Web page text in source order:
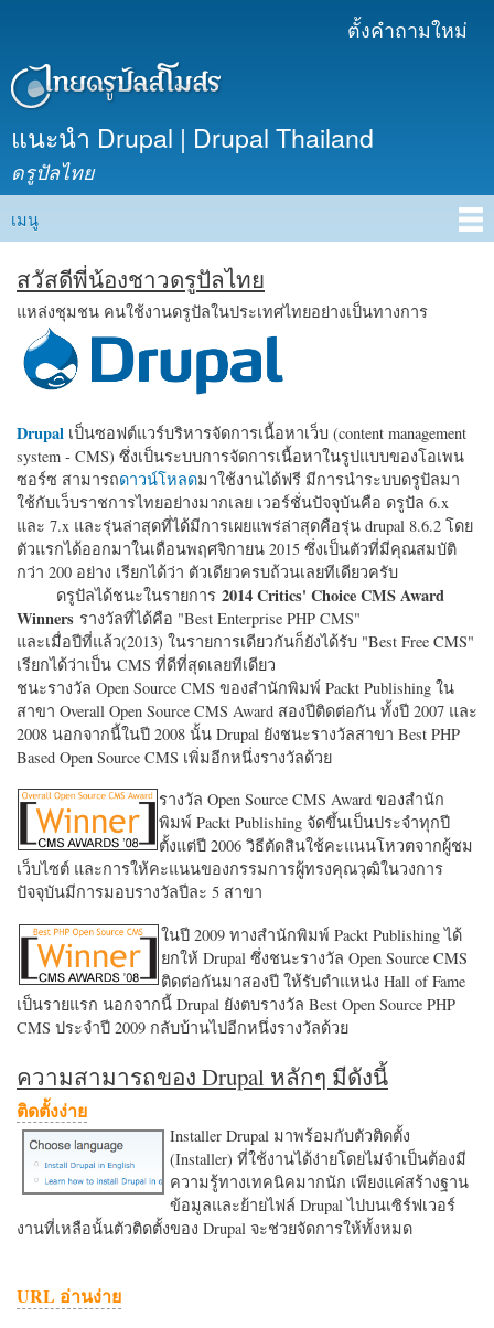
เนื้อหา
ตั้งคำถามใหม่
แนะนำ Drupal | Drupal Thailand
ดรูปัลไทย
Main menu
เมนู
สวัสดีพี่น้องชาวดรูปัลไทย
แหล่งชุมชน คนใช้งานดรูปัลในประเทศไทยอย่างเป็นทางการ
Drupal เป็นซอฟต์แวร์บริหารจัดการเนื้อหาเว็บ (content management
system - CMS) ซึ่งเป็นระบบการจัดการเนื้อหาในรูปแบบของโอเพน
ซอร์ซ สามารถดาวน์โหลดมาใช้งานได้ฟรี มีการนำระบบดรูปัลมา
ใช้กับเว็บราชการไทยอย่างมากเลย เวอร์ชั่นปัจจุบันคือ ดรูปัล 6.x
และ 7.x และรุ่นล่าสุดที่ได้มีการเผยแพร่ล่าสุดคือรุ่น drupal 8.6.2 โดย
ตัวแรกได้ออกมาในเดือนพฤศจิกายน 2015 ซึ่งเป็นตัวที่มีคุณสมบัติ
กว่า 200 อย่าง เรียกได้ว่า ตัวเดียวครบถ้วนเลยทีเดียวครับ
ดรูปัลได้ชนะในรายการ 2014 Critics' Choice CMS Award
Winners รางวัลที่ได้คือ "Best Enterprise PHP CMS"
และเมื่อปีที่แล้ว(2013) ในรายการเดียวกันก็ยังได้รับ "Best Free CMS"
เรียกได้ว่าเป็น CMS ที่ดีที่สุดเลยทีเดียว
ชนะรางวัล Open Source CMS ของสำนักพิมพ์ Packt Publishing ใน
สาขา Overall Open Source CMS Award สองปีติดต่อกัน ทั้งปี 2007 และ
2008 นอกจากนี้ในปี 2008 นั้น Drupal ยังชนะรางวัลสาขา Best PHP
Based Open Source CMS เพิ่มอีกหนึ่งรางวัลด้วย
รางวัล Open Source CMS Award ของสำนัก
พิมพ์ Packt Publishing จัดขึ้นเป็นประจำทุกปี
ตั้งแต่ปี 2006 วิธีตัดสินใช้คะแนนโหวตจากผู้ชม
เว็บไซต์ และการให้คะแนนของกรรมการผู้ทรงคุณวุฒิในวงการ
ปัจจุบันมีการมอบรางวัลปีละ 5 สาขา
ในปี 2009 ทางสำนักพิมพ์ Packt Publishing ได้
ยกให้ Drupal ซึ่งชนะรางวัล Open Source CMS
ติดต่อกันมาสองปี ให้รับตำแหน่ง Hall of Fame
เป็นรายแรก นอกจากนี้ Drupal ยังตบรางวัล Best Open Source PHP
CMS ประจำปี 2009 กลับบ้านไปอีกหนึ่งรางวัลด้วย
ความสามารถของ Drupal หลักๆ มีดังนี้
ติดตั้งง่าย
Installer Drupal มาพร้อมกับตัวติดตั้ง
(Installer) ที่ใช้งานได้ง่ายโดยไม่จำเป็นต้องมี
ความรู้ทางเทคนิคมากนัก เพียงแค่สร้างฐาน
ข้อมูลและย้ายไฟล์ Drupal ไปบนเซิร์ฟเวอร์
งานที่เหลือนั้นตัวติดตั้งของ Drupal จะช่วยจัดการให้ทั้งหมด
URL อ่านง่าย